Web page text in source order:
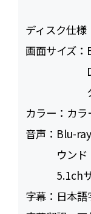
ディスク仕様
画面サイズ：
カラー： カラ
音声： Blu-
ウン
5.1ch
字幕： 日本